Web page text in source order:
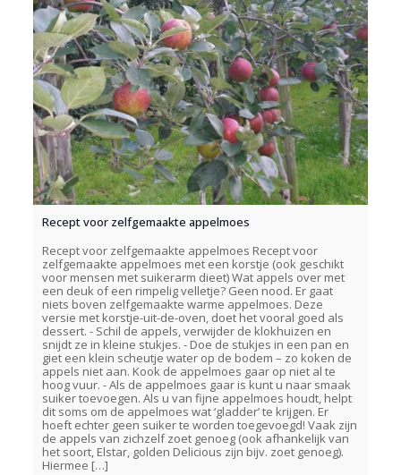
Recept voor zelfgemaakte appelmoes
Recept voor zelfgemaakte appelmoes Recept voor
zelfgemaakte appelmoes met een korstje (ook geschikt
voor mensen met suikerarm dieet) Wat appels over met
een deuk of een rimpelig velletje? Geen nood. Er gaat
niets boven zelfgemaakte warme appelmoes. Deze
versie met korstje-uit-de-oven, doet het vooral goed als
dessert. - Schil de appels, verwijder de klokhuizen en
snijdt ze in kleine stukjes. - Doe de stukjes in een pan en
giet een klein scheutje water op de bodem – zo koken de
appels niet aan. Kook de appelmoes gaar op niet al te
hoog vuur. - Als de appelmoes gaar is kunt u naar smaak
suiker toevoegen. Als u van fijne appelmoes houdt, helpt
dit soms om de appelmoes wat ‘gladder’ te krijgen. Er
hoeft echter geen suiker te worden toegevoegd! Vaak zijn
de appels van zichzelf zoet genoeg (ook afhankelijk van
het soort, Elstar, golden Delicious zijn bijv. zoet genoeg).
Hiermee […]